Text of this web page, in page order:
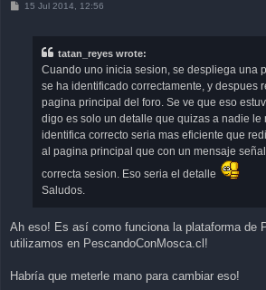
P15 Jul 2014, 12:56
tatan_reyes wrote:
Cuando uno inicia sesion, se despliega una
se ha identificado correctamente, y despues
pagina principal del foro. Se ve que eso
digo es solo un detalle que quizas a nadie le
identifica correcto seria mas eficiente que
al pagina principal que con un mensaje
correcta sesion. Eso seria el detalle
Saludos.
Ah eso! Es así como funciona la plataforma de
utilizamos en PescandoConMosca.cl!
Habría que meterle mano para cambiar eso!